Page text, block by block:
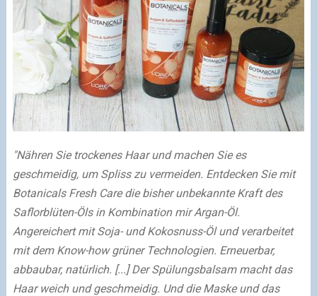
"Nähren Sie trockenes Haar und machen Sie es
geschmeidig, um Spliss zu vermeiden. Entdecken Sie mit
Botanicals Fresh Care die bisher unbekannte Kraft des
Saflorblüten-Öls in Kombination mir Argan-Öl.
Angereichert mit Soja- und Kokosnuss-Öl und verarbeitet
mit dem Know-how grüner Technologien. Erneuerbar,
abbaubar, natürlich. [...]Der Spülungsbalsam macht das
Haar weich und geschmeidig. Und die Maske und das